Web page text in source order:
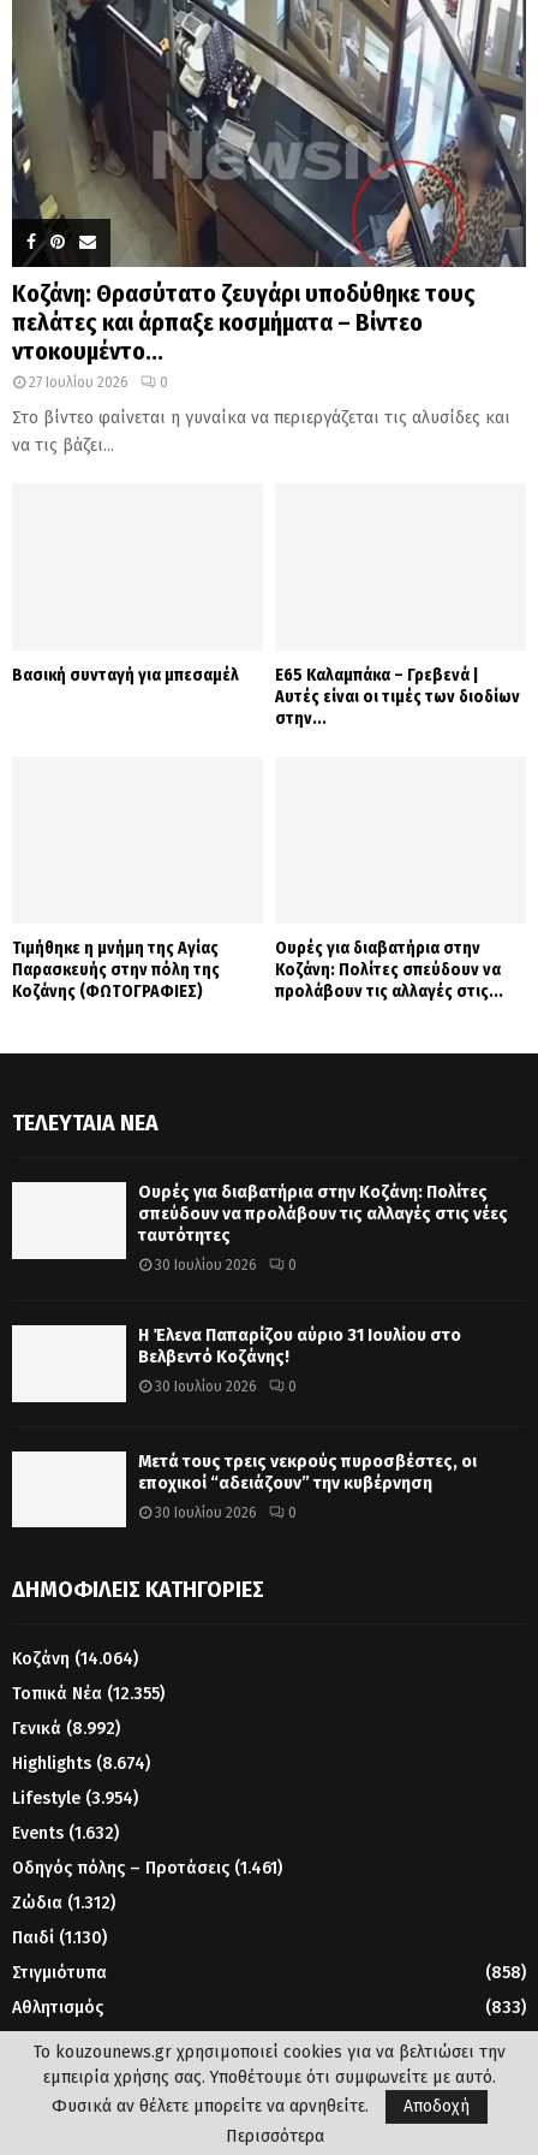
Κοζάνη: Θρασύτατο ζευγάρι υποδύθηκε τους
πελάτες και άρπαξε κοσμήματα – Βίντεο
ντοκουμέντο...
27 Ιουλίου 2026 0
Στο βίντεο φαίνεται η γυναίκα να περιεργάζεται τις αλυσίδες και
να τις βάζει...
Βασική συνταγή για μπεσαμέλ
Ε65 Καλαμπάκα – Γρεβενά |
Αυτές είναι οι τιμές των διοδίων
στην...
Τιμήθηκε η μνήμη της Αγίας
Παρασκευής στην πόλη της
Κοζάνης (ΦΩΤΟΓΡΑΦΙΕΣ)
Ουρές για διαβατήρια στην
Κοζάνη: Πολίτες σπεύδουν να
προλάβουν τις αλλαγές στις...
ΤΕΛΕΥΤΑΊΑ ΝΈΑ
Ουρές για διαβατήρια στην Κοζάνη: Πολίτες
σπεύδουν να προλάβουν τις αλλαγές στις νέες
ταυτότητες
30 Ιουλίου 2026 0
Η Έλενα Παπαρίζου αύριο 31 Ιουλίου στο
Βελβεντό Κοζάνης!
30 Ιουλίου 2026 0
Μετά τους τρεις νεκρούς πυροσβέστες, οι
εποχικοί “αδειάζουν” την κυβέρνηση
30 Ιουλίου 2026 0
ΔΗΜΟΦΙΛΕΊΣ ΚΑΤΗΓΟΡΊΕΣ
Κοζάνη (14.064)
Τοπικά Νέα (12.355)
Γενικά (8.992)
Highlights (8.674)
Lifestyle (3.954)
Events (1.632)
Οδηγός πόλης – Προτάσεις (1.461)
Ζώδια (1.312)
Παιδί (1.130)
Στιγμιότυπα
(858)
Αθλητισμός
(833)
Γυναίκα
© 2023 - www.kouzounews.gr
Το kouzounews.gr χρησιμοποιεί cookies για να βελτιώσει την
εμπειρία χρήσης σας. Υποθέτουμε ότι συμφωνείτε με αυτό.
Φυσικά αν θέλετε μπορείτε να αρνηθείτε.
Αποδοχή
Περισσότερα